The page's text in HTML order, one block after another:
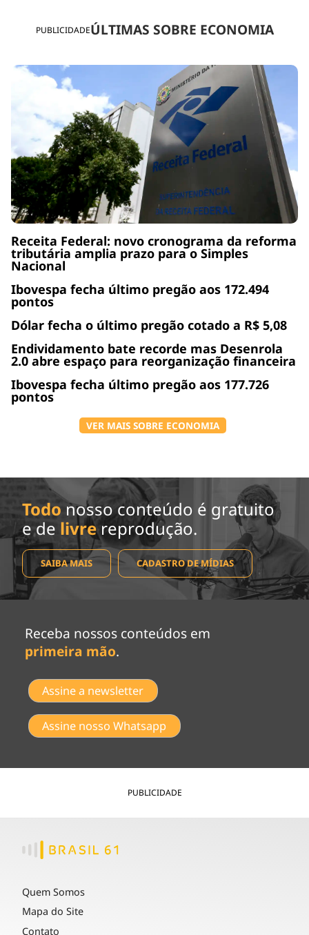
PUBLICIDADEÚLTIMAS SOBRE ECONOMIA
Receita Federal: novo cronograma da reforma
tributária amplia prazo para o Simples
Nacional
Ibovespa fecha último pregão aos 172.494
pontos
Dólar fecha o último pregão cotado a R$ 5,08
Endividamento bate recorde mas Desenrola
2.0 abre espaço para reorganização financeira
Ibovespa fecha último pregão aos 177.726
pontos
VER MAIS SOBRE ECONOMIA
Todo nosso conteúdo é gratuito
e de livrereprodução.
SAIBA MAIS CADASTRO DE MÍDIAS
Receba nossos conteúdos em
primeira mão.
Assine a newsletter
Assine nosso Whatsapp
PUBLICIDADE
Quem Somos
Mapa do Site
Contato